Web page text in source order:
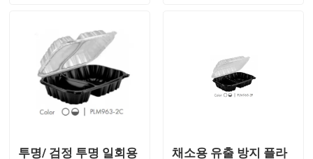
소식
케이스
플라스틱 일회용 컵
투명/ 검정 투명 일회용 채소용 유출 방지 플라